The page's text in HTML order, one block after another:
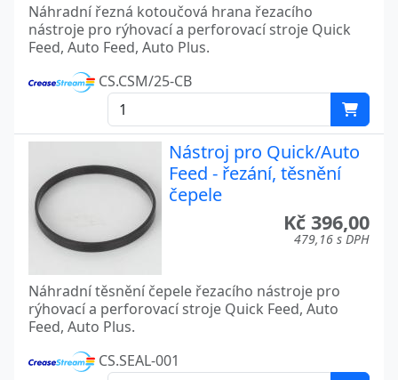
Náhradní řezná kotoučová hrana řezacího
nástroje pro rýhovací a perforovací stroje Quick
Feed, Auto Feed, Auto Plus.
CS.CSM/25-CB
Nástroj pro Quick/Auto
Feed - řezání, těsnění
čepele
Kč 396,00
479,16 s DPH
Náhradní těsnění čepele řezacího nástroje pro
rýhovací a perforovací stroje Quick Feed, Auto
Feed, Auto Plus.
CS.SEAL-001